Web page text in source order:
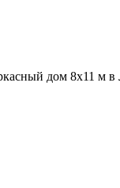
дом 8х11 м в